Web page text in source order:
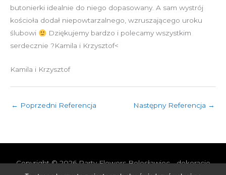
butonierki idealnie do niego dopasowany. A sam wystrój
kościoła dodał niepowtarzalnego, wzruszającego uroku
ślubowi
Dziękujemy bardzo i polecamy wszystkim
serdecznie ?Kamila i Krzysztof<
Kamila i Krzysztof
← Poprzedni Referencja Następny Referencja →
Copyright © 2026Party Flowers Bolesławiec - dekoracje